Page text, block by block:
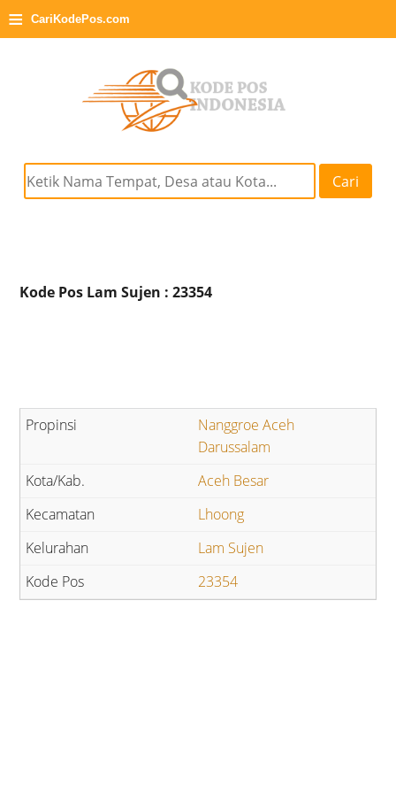
≡ CariKodePos.com
Cari
Kode Pos Lam Sujen : 23354
Nanggroe Aceh
Darussalam
Aceh Besar
Lhoong
Lam Sujen
23354